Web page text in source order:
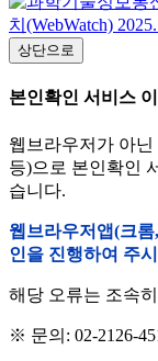
상단으로
본인확인 서비스
웹브라우저가 아
등)으로 본인확인
습니다.
웹브라우저앱(크
인을 진행하여 주
해당 오류는 조속
※ 문의: 02-2126-